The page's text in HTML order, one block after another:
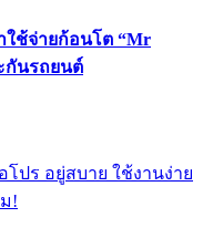
ใช้จ่ายก้อนโต “Mr
กันรถยนต์